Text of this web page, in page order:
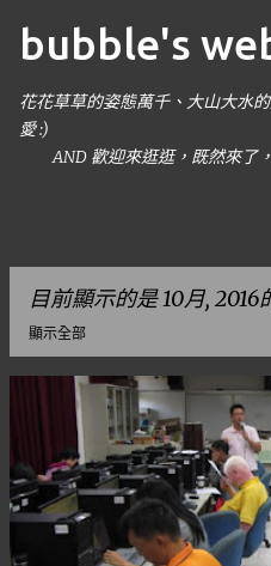
跳到
bubble's
花花草草的姿態萬千、大山大水
愛 :)
AND 歡迎來逛逛，既然來了
目前顯示的是 10月, 2016
顯示全部
表
文
章